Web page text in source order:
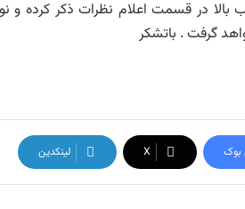
در قسمت اعلام نظرات ذکر کرده و
گرفت . باتشکر
X لینکدین